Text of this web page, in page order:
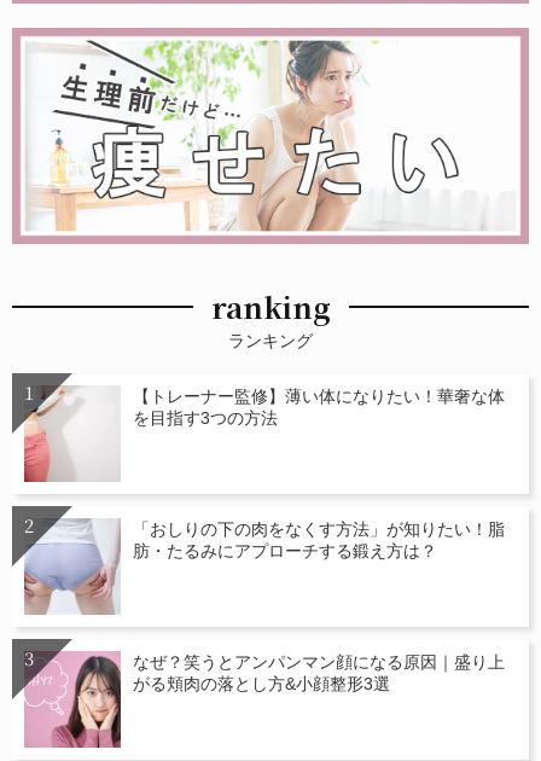
ranking
ランキング
【トレーナー監修】薄い体になりたい！華奢な体
を目指す3つの方法
「おしりの下の肉をなくす方法」が知りたい！脂
肪・たるみにアプローチする鍛え方は？
なぜ？笑うとアンパンマン顔になる原因｜盛り上
がる頬肉の落とし方&小顔整形3選